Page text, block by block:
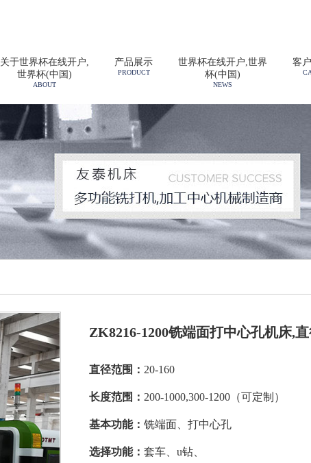
关于世界杯在线开户,
世界杯(中国)
ABOUT
产品展示
PRODUCT
世界杯在线开户,世界
杯(中国)
NEWS
客
ZK8216-1200铣端面打中心孔机床,
直径范围： 20-160
长度范围： 200-1000,300-1200（可定制）
基本功能： 铣端面、打中心孔
选择功能： 套车、u钻、